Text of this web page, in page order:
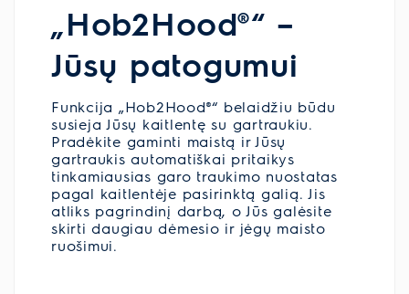
„Hob2Hood®“ –
Jūsų patogumui
Funkcija „Hob2Hood®“ belaidžiu būdu
susieja Jūsų kaitlentę su gartraukiu.
Pradėkite gaminti maistą ir Jūsų
gartraukis automatiškai pritaikys
tinkamiausias garo traukimo nuostatas
pagal kaitlentėje pasirinktą galią. Jis
atliks pagrindinį darbą, o Jūs galėsite
skirti daugiau dėmesio ir jėgų maisto
ruošimui.